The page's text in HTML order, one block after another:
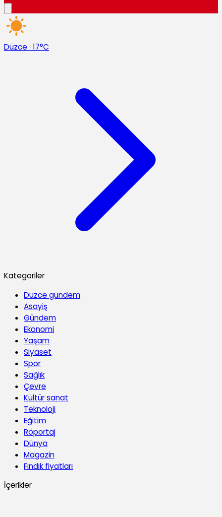
Düzce · 17°C
Kategoriler
Düzce gündem
Asayiş
Gündem
Ekonomi
Yaşam
Siyaset
Spor
Sağlık
Çevre
Kültür sanat
Teknoloji
Eğitim
Röportaj
Dünya
Magazin
Fındık fiyatları
İçerikler